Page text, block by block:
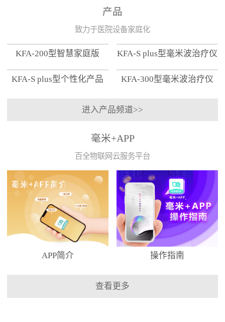
产品
致力于医院设备家庭化
KFA-200型智慧家庭版 KFA-S plus型毫米波治疗仪
KFA-S plus型个性化产品
KFA-300型毫米波治疗仪
进入产品频道>>
毫米+APP
百全物联网云服务平台
APP简介 操作指南
查看更多